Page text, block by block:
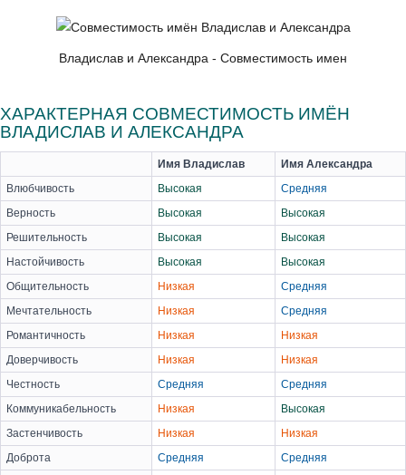
Владислав и Александра - Совместимость имен
ХАРАКТЕРНАЯ СОВМЕСТИМОСТЬ ИМЁН
ВЛАДИСЛАВ И АЛЕКСАНДРА
Имя Владислав
Имя Александра
Влюбчивость
Высокая
Средняя
Верность
Высокая
Высокая
Решительность
Высокая
Высокая
Настойчивость
Высокая
Высокая
Общительность
Низкая
Средняя
Мечтательность
Низкая
Средняя
Романтичность
Низкая
Низкая
Доверчивость
Низкая
Низкая
Честность
Средняя
Средняя
Коммуникабельность
Низкая
Высокая
Застенчивость
Низкая
Низкая
Доброта
Средняя
Средняя